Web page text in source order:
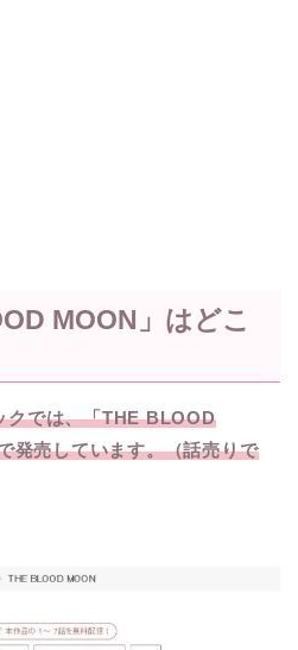
MOON」はどこ
クでは、「THE BLOOD
発売しています。（話売りで